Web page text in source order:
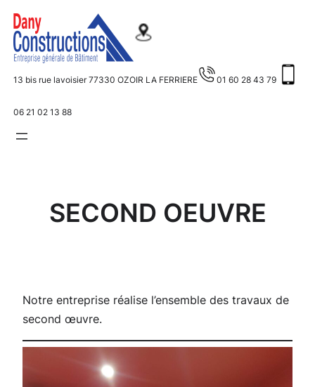
Aller
au
contenu
13 bis rue lavoisier 77330 OZOIR LA FERRIERE 01 60 28 43 79
06 21 02 13 88
SECOND OEUVRE
Notre entreprise réalise l’ensemble des travaux de
second œuvre.